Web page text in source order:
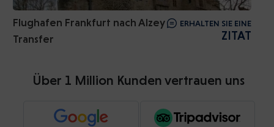
Flughafen Frankfurt nach Alzey
Transfer
ERHALTEN SIE EINE
ZITAT
Über 1 Million Kunden vertrauen uns